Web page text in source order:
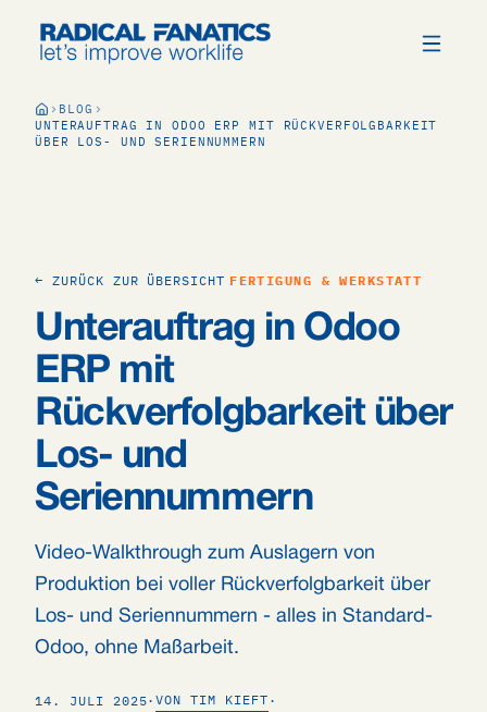
BLOG
UNTERAUFTRAG IN ODOO ERP MIT RÜCKVERFOLGBARKEIT
ÜBER LOS- UND SERIENNUMMERN
← ZURÜCK ZUR ÜBERSICHT FERTIGUNG & WERKSTATT
Unterauftrag in Odoo
ERP mit
Rückverfolgbarkeit über
Los- und
Seriennummern
Video-Walkthrough zum Auslagern von
Produktion bei voller Rückverfolgbarkeit über
Los- und Seriennummern - alles in Standard-
Odoo, ohne Maßarbeit.
14. JULI 2025·VON TIM KIEFT ·